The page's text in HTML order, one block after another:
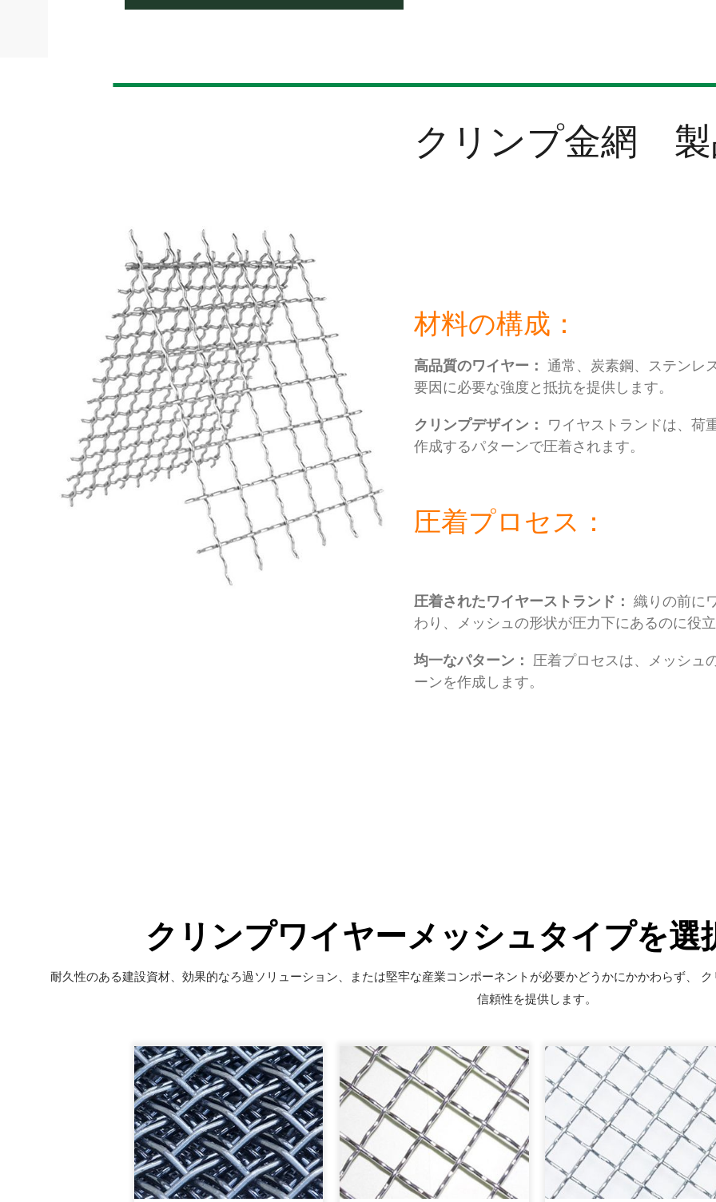
クリンプ金網 製
材料の構成：
高品質のワイヤー： 通常、炭素鋼、ステンレ
要因に必要な強度と抵抗を提供します。
クリンプデザイン：
ワイヤストランドは、荷
作成するパターンで圧着されます。
圧着プロセス：
圧着されたワイヤーストランド：織りの前に
わり、メッシュの形状が圧力下にあるのに役
均一なパターン： 圧着プロセスは、メッシュ
ーンを作成します。
クリンプワイヤーメッシュタイプを選
耐久性のある建設資材、効果的なろ過ソリューション、または堅牢な産業コンポーネントが必要かどうかにかかわらず、
信頼性を提供します。